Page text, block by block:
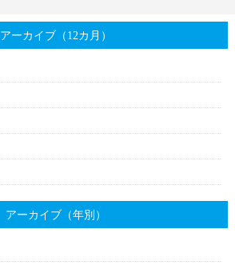
アーカイブ（12カ月）
アーカイブ（年別）